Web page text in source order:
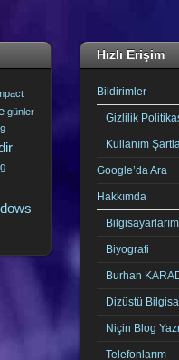
günler
Hızlı Erişim
Bildirimler
Gizlilik
Kullanım
Google’da Ara
Hakkımda
Bilgisayarlarım
Biyografi
Burhan
Dizüstü
Niçin Blog
Telefonlarım